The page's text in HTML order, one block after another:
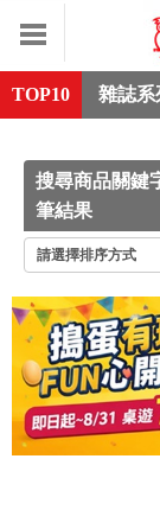
TOP10 雜誌系
搜尋商品關鍵
筆結果